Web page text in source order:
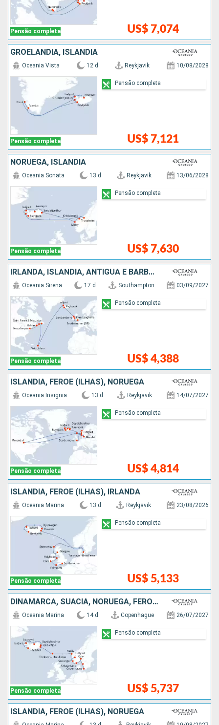
Pensão completa US$ 7,074
GROELÂNDIA, ISLÂNDIA
Pensão completa
Oceania Vista 12 d Reykjavik 10/08/2028
US$ 7,121
Pensão completa
NORUEGA, ISLÂNDIA
Pensão completa
Oceania Sonata 13 d Reykjavik 13/06/2028
US$ 7,630
Pensão completa
IRLANDA, ISLÂNDIA, ANTIGUA E BARBUDA, CANADÁ, ESTADOS UNIDOS
Pensão completa
Oceania Sirena 17 d Southampton 03/09/2027
US$ 4,388
Pensão completa
ISLÂNDIA, FEROE (ILHAS), NORUEGA
Pensão completa
Oceania Insignia 13 d Reykjavik 14/07/2027
US$ 4,814
Pensão completa
ISLÂNDIA, FEROE (ILHAS), IRLANDA
Pensão completa
Oceania Marina 13 d Reykjavik 23/08/2026
US$ 5,133
Pensão completa
DINAMARCA, SUÃCIA, NORUEGA, FEROE (ILHAS), ISLÂNDIA
Pensão completa
Oceania Marina 14 d Copenhague 26/07/2027
US$ 5,737
Pensão completa
ISLÂNDIA, FEROE (ILHAS), NORUEGA